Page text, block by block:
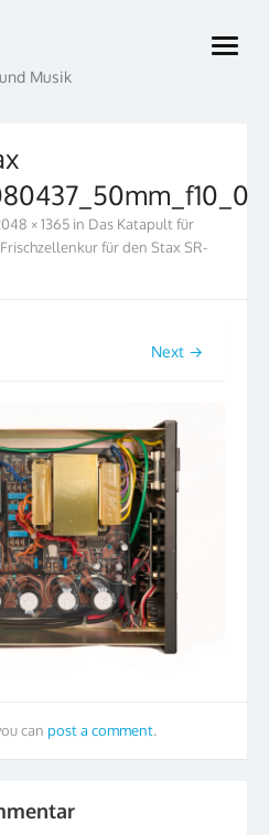
Musik
open
× 1365 in Das Katapult für
für den Stax SR-
Next →
can post a comment.